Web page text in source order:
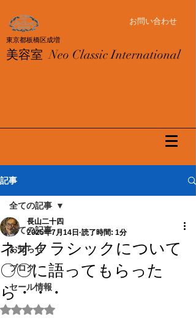
東京都板橋区成増
美容室Neo Classic International
お問い合わせ
記事
全ての記事
お知らせ
ブログ
セール情報
全ての記事
ネオクラシックについて
〇〇に語ってもらった
ら・・・
長山二十四
2025年7月14日 読了時間: 1分
5つ星のうちNaNと評価されています。